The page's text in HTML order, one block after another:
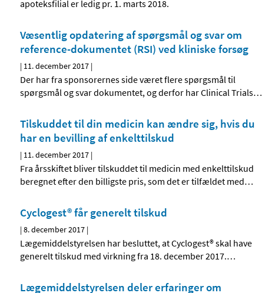
apoteksfilial er ledig pr. 1. marts 2018.
Væsentlig opdatering af spørgsmål og svar om
reference-dokumentet (RSI) ved kliniske forsøg
| 11. december 2017 |
Der har fra sponsorernes side været flere spørgsmål til
spørgsmål og svar dokumentet, og derfor har Clinical Trials…
Tilskuddet til din medicin kan ændre sig, hvis du
har en bevilling af enkelttilskud
| 11. december 2017 |
Fra årsskiftet bliver tilskuddet til medicin med enkelttilskud
beregnet efter den billigste pris, som det er tilfældet med…
Cyclogest® får generelt tilskud
|8. december 2017 |
Lægemiddelstyrelsen har besluttet, at Cyclogest® skal have
generelt tilskud med virkning fra 18. december 2017.…
Lægemiddelstyrelsen deler erfaringer om